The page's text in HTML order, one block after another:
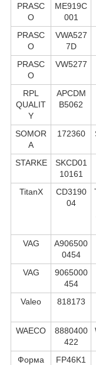
PRASC
O
ME919C
001
PRASC
O
VWA527
7D
PRASC
O
VW5277
RPL
QUALIT
Y
APCDM
B5062
SOMOR
A
172360
STARKE
SKCD01
10161
TitanX
CD3190
04
VAG
A906500
0454
VAG
9065000
454
Valeo
818173
WAECO
8880400
422
Форма
FP46K1